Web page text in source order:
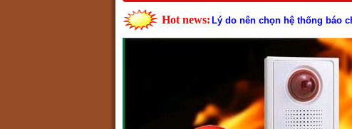
Hot news: Lý do nên chọn hệ thống báo
Cấu tạo và nguyên lý hoạt
Tìm hiểu chi tiết về hệ thống
Các loại thang dây thoát
Thang dây thoát hiểm có tác
Cấu tạo đầu phun chữa cháy
Kim thu sét là gì? Cấu tạo,
Đầu phun chữa cháy là gì và
Đầu phun chữa cháy là gì ?